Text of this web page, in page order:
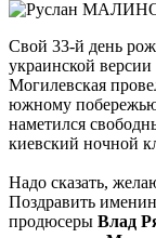
Свой 33-й день
украинской
Могилевская
южному
наметился
киевский ночной
Надо сказать,
Поздравить
продюсеры Влад